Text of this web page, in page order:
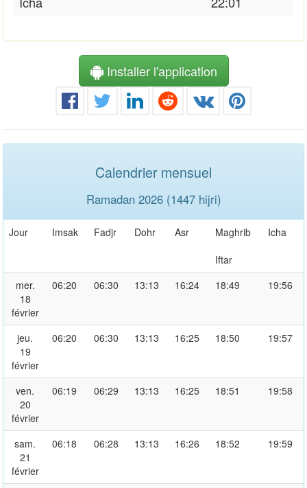
Installer l'application
Calendrier mensuel
Ramadan 2026 (1447 hijri)
Jour Imsak Fadjr Dohr Asr
Maghrib
Iftar
Icha
mer.
18
février
06:20 06:30 13:13 16:24 18:49 19:56
jeu.
19
février
06:20 06:30 13:13 16:25 18:50 19:57
ven.
20
février
06:19 06:29 13:13 16:25 18:51 19:58
sam.
21
février
06:18 06:28 13:13 16:26 18:52 19:59